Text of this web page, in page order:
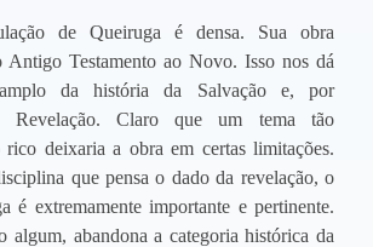
de Queiruga é densa. Sua obra
Antigo Testamento ao Novo. Isso nos dá
da história da Salvação e, por
Revelação. Claro que um tema tão
rico deixaria a obra em certas limitações.
que pensa o dado da revelação, o
é extremamente importante e pertinente.
algum, abandona a categoria histórica da